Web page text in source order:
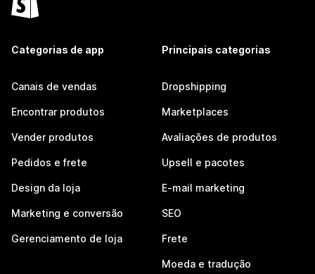
Categorias de app
Canais de vendas
Encontrar produtos
Vender produtos
Pedidos e frete
Design da loja
Marketing e conversão
Gerenciamento de loja
Principais categorias
Dropshipping
Marketplaces
Avaliações de produtos
Upsell e pacotes
E-mail marketing
SEO
Frete
Moeda e tradução